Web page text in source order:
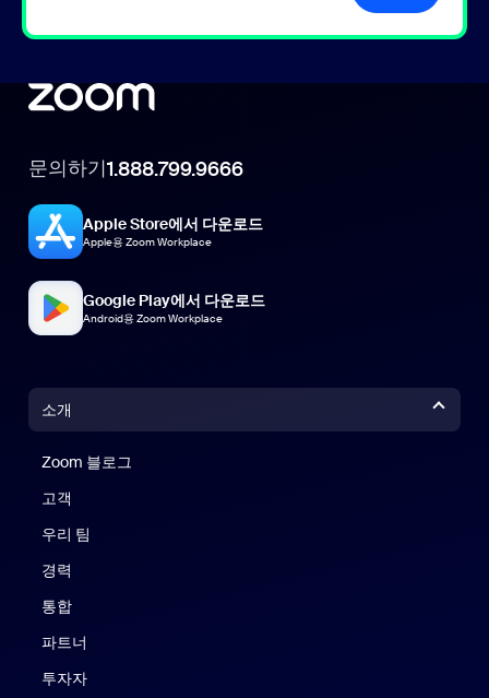
문의하기1.888.799.9666
Apple Store에서 다운로드
Apple용 Zoom Workplace
Google Play에서 다운로드
Android용 Zoom Workplace
소개
Zoom 블로그
고객
우리 팀
경력
통합
파트너
투자자